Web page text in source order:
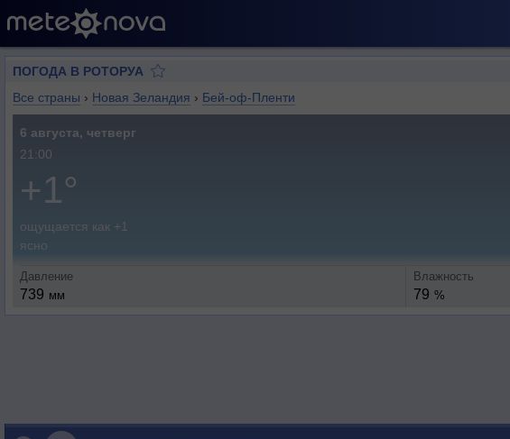
ПОГОДА В РОТОРУА
Все страны › Новая Зеландия › Бей-оф-Пленти
6 августа, четверг
21:00
+1°
ощущается как +1
ясно
Давление
739 мм
Влажность
79 %